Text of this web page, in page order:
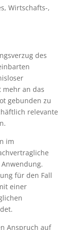
, Wirtschafts-,
des
an das
gebunden zu
relevante
im
für den Fall
einer
Anspruch auf